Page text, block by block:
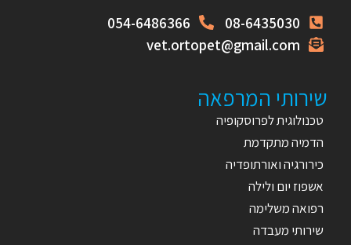
08-6435030
054-6486366
vet.ortopet@gmail.com
שירותי המרפאה
טכנולוגית לפרוסקופיה
הדמיה מתקדמת
כירורגיה ואורתופדיה
אשפוז יום ולילה
רפואה משלימה
שירותי מעבדה